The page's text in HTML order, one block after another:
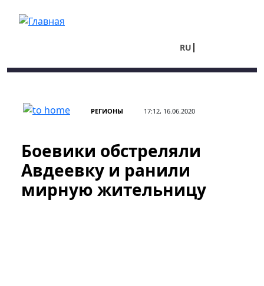
RU
РЕГИОНЫ 17:12, 16.06.2020
Боевики обстреляли
Авдеевку и ранили
мирную жительницу